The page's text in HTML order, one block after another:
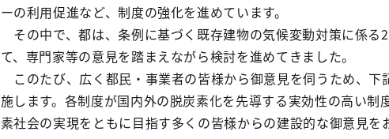
ーの利用促進など、制度の強化を進めています。
その中で、都は、条例に基づく既存建物の気候変動対策に係る
て、専門家等の意見を踏まえながら検討を進めてきました。
このたび、広く都民・事業者の皆様から御意見を伺うため、下
施します。各制度が国内外の脱炭素化を先導する実効性の高い制
素社会の実現をともに目指す多くの皆様からの建設的な御意見を